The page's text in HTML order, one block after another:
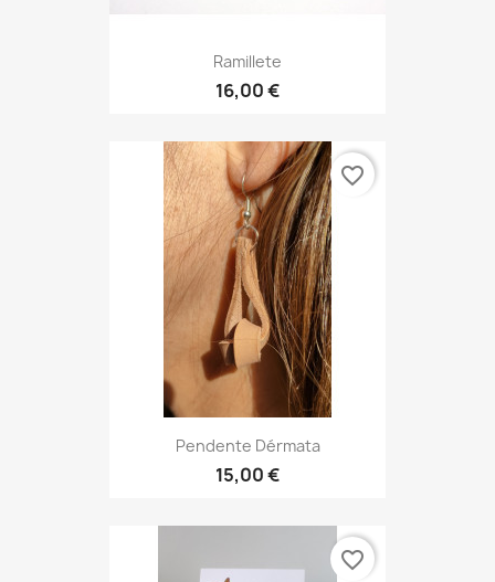
Ramillete
16,00 €
Pendente Dérmata
15,00 €
favorite_border
favorite_border